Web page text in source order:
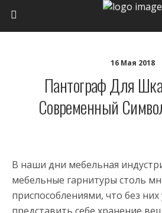
16 Мая 2018
Пантограф Для
Современный
В наши дни мебельная
мебельные гарнитуры столь
приспособлениями, что без